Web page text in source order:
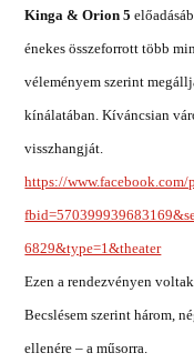
Kinga & Orion 5
énekes összeforrott több
véleményem szerint
kínálatában. Kíváncsian
visszhangját.
https://www.facebook.com/
6829&type=1&theater
Ezen a rendezvényen
Becslésem szerint három,
ellenére – a műsorra.